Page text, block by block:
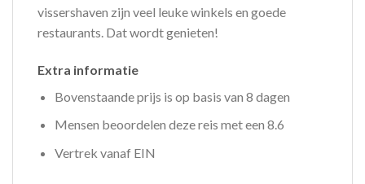
vissershaven zijn veel leuke winkels en goede
restaurants. Dat wordt genieten!
Extra informatie
Bovenstaande prijs is op basis van 8 dagen
Mensen beoordelen deze reis met een 8.6
Vertrek vanaf EIN